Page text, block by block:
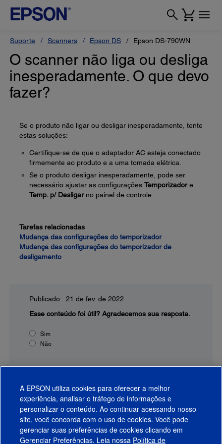
Suporte Scanners Epson DS Epson DS-790WN
O scanner não liga ou desliga
inesperadamente. O que devo
fazer?
Se o produto não ligar ou desligar inesperadamente, tente
estas soluções:
Certifique-se de que o adaptador AC esteja conectado
firmemente ao produto e a uma tomada elétrica.
Se o produto desligar inesperadamente, pode ser
necessário ajustar as configurações Temporizadore
Temp. p/ Desligarno painel de controle.
Tarefas relacionadas
Mudança das configurações do temporizador
Mudança das configurações do temporizador de
desligamento
Publicado: 21 de fev. de 2022
Esse conteúdo foi útil? Agradecemos sua resposta.
Sim
Não
Produtos
A EPSON utiliza cookies para oferecer a melhor
experiência, analisar o tráfego de informações e
personalizar o conteúdo. Ao continuar acessando nosso
site, você concorda com o uso de cookies. Você pode
gerenciar suas preferências de cookies clicando em
Gerenciar Preferências. Leia nossa Política de